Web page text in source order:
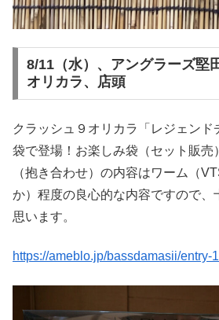
8/11（水）、アングラーズ堅
オリカラ、店頭
クラッシュ９オリカラ「レジェンド
袋で登場！お楽しみ袋（セット販売
（抱き合わせ）の内容はワーム（
か）程度の良心的な内容ですので、
思います。
https://ameblo.jp/bassdamasii/entry-